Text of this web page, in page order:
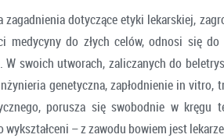
dotyczące etyki lekarskiej,
medycyny do złych celów, odnosi się do
swoich utworach, zaliczanych do
genetyczna, zapłodnienie in vitro,
porusza się swobodnie w kręgu
– z zawodu bowiem jest